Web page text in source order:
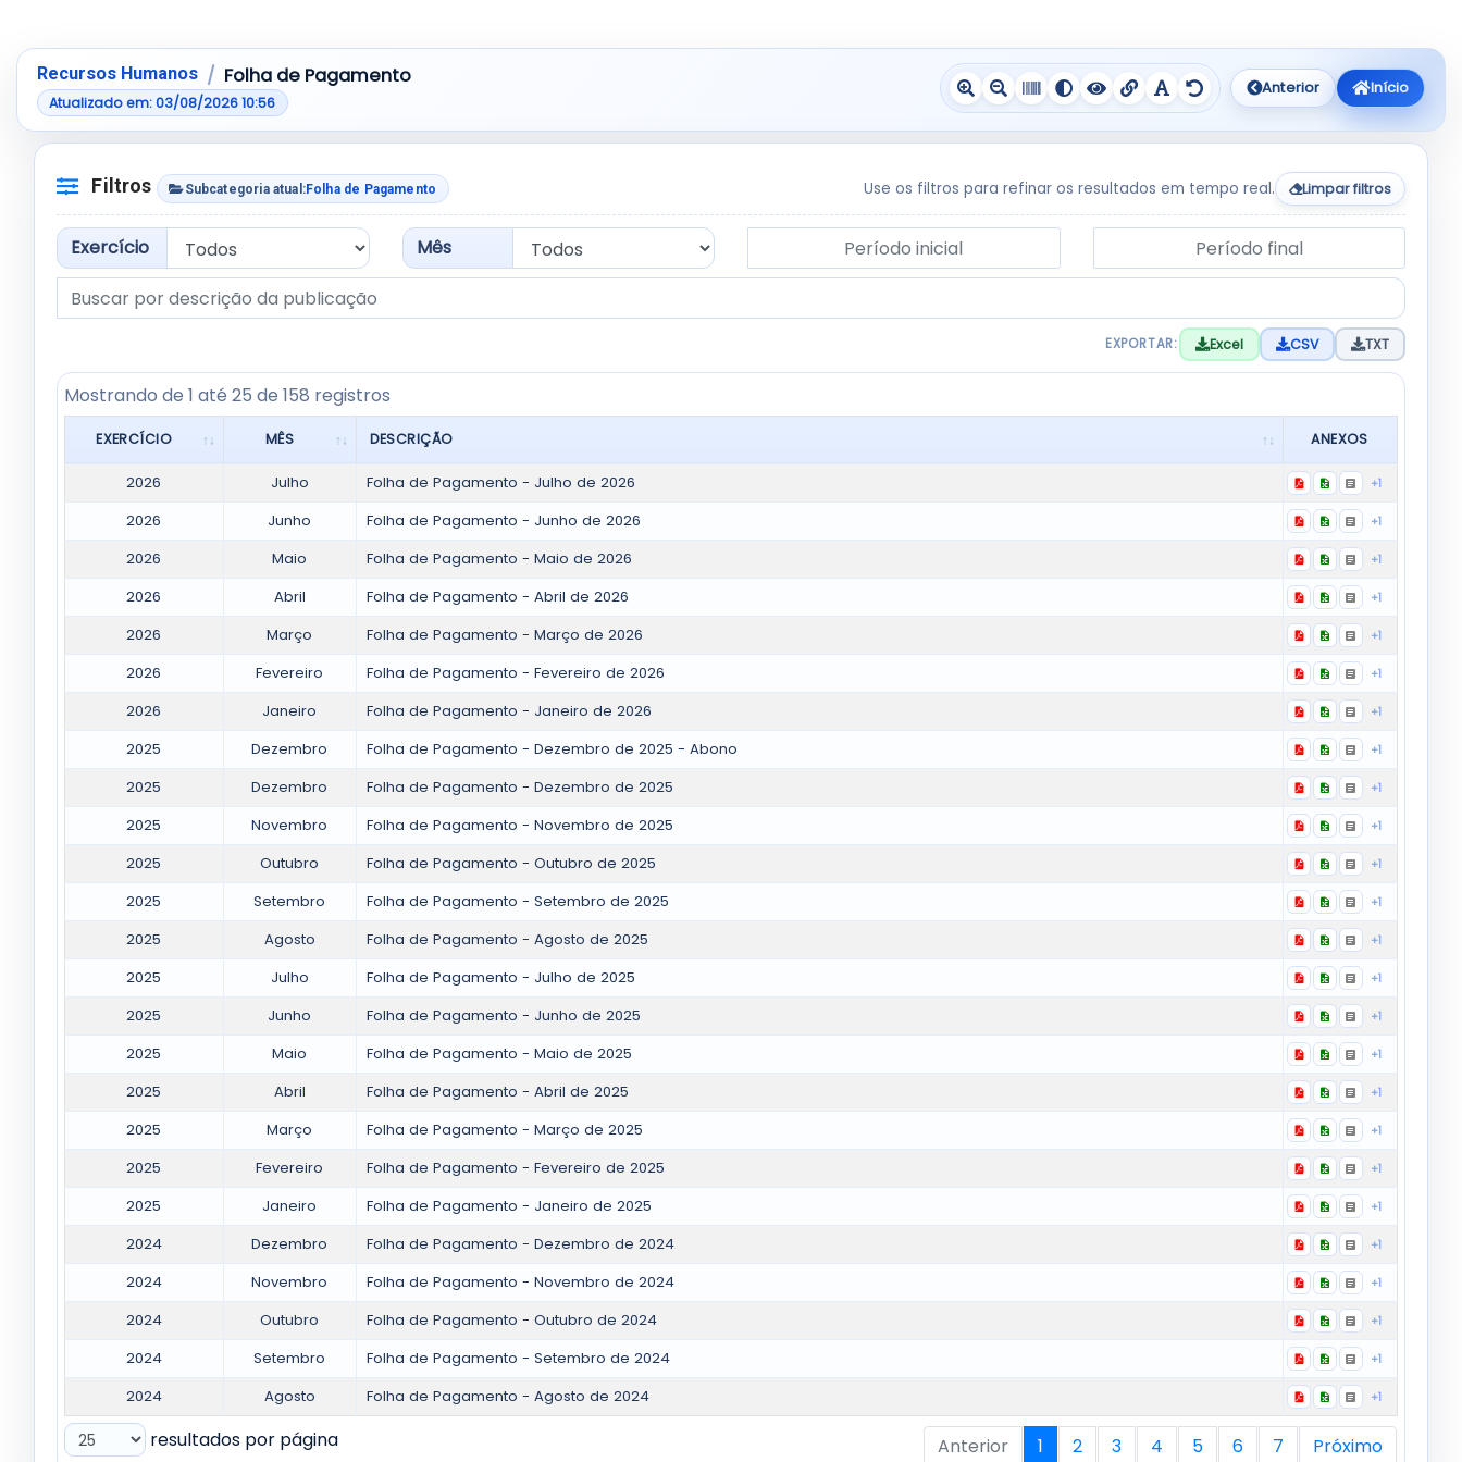
Pular para a tabela de resultados
Mostrando de 1 até 25 de 158 registros
Recursos Humanos Folha de Pagamento
Atualizado em: 03/08/2026 10:56
Anterior Início
Filtros Subcategoria atual:Folha de Pagamento Use os filtros para refinar os resultados em tempo real. Limpar filtros
Exercício Mês Período inicial
Período final
Descrição da publicação
EXPORTAR: Excel CSV TXT
Tabela de publicações filtradas. Use os filtros acima para refinar os resultados.
Mostrando de 1 até 25 de 158 registros
Lista de publicações da subcategoria Folha de Pagamento
EXERCÍCIO MÊS DESCRIÇÃO ANEXOS
2026 Julho Folha de Pagamento - Julho de 2026 +1
2026 Junho Folha de Pagamento - Junho de 2026 +1
2026 Maio Folha de Pagamento - Maio de 2026 +1
2026 Abril Folha de Pagamento - Abril de 2026 +1
2026 Março Folha de Pagamento - Março de 2026 +1
2026 Fevereiro Folha de Pagamento - Fevereiro de 2026 +1
2026 Janeiro Folha de Pagamento - Janeiro de 2026 +1
2025 Dezembro Folha de Pagamento - Dezembro de 2025 - Abono +1
2025 Dezembro Folha de Pagamento - Dezembro de 2025 +1
2025 Novembro Folha de Pagamento - Novembro de 2025 +1
2025 Outubro Folha de Pagamento - Outubro de 2025 +1
2025 Setembro Folha de Pagamento - Setembro de 2025 +1
2025 Agosto Folha de Pagamento - Agosto de 2025 +1
2025 Julho Folha de Pagamento - Julho de 2025 +1
2025 Junho Folha de Pagamento - Junho de 2025 +1
2025 Maio Folha de Pagamento - Maio de 2025 +1
2025 Abril Folha de Pagamento - Abril de 2025 +1
2025 Março Folha de Pagamento - Março de 2025 +1
2025 Fevereiro Folha de Pagamento - Fevereiro de 2025 +1
2025 Janeiro Folha de Pagamento - Janeiro de 2025 +1
2024 Dezembro Folha de Pagamento - Dezembro de 2024 +1
2024 Novembro Folha de Pagamento - Novembro de 2024 +1
2024 Outubro Folha de Pagamento - Outubro de 2024 +1
2024 Setembro Folha de Pagamento - Setembro de 2024 +1
2024 Agosto Folha de Pagamento - Agosto de 2024 +1
resultados por página Anterior 1 2 3 4 5 6 7 Próximo